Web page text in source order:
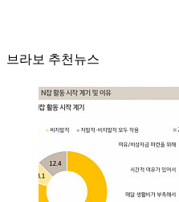
브라보 추천뉴스